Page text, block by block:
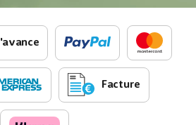
Facture